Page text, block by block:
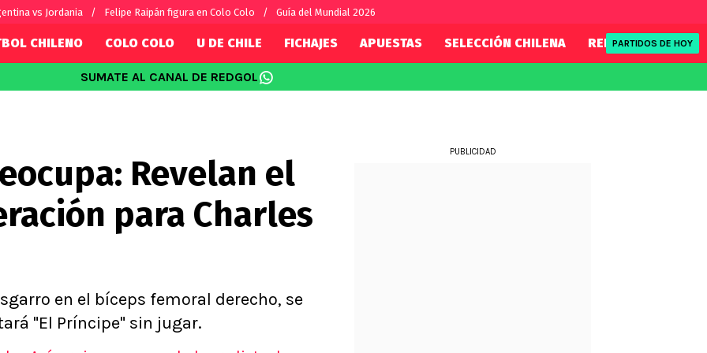
vs Jordania Felipe Raipán figura en Colo Colo Guía del Mundial 2026
por el mundo
Fútbol Argentino
Fútbol Brasileño
Conference League
Ligue 1
Premier League
Serie A
CHILENO COLO COLO U DE CHILE FICHAJES APUESTAS SELECCIÓN CHILENA REDSPORT
PARTIDOS DE HOY
SUMATE AL CANAL DE REDGOL
Revelan el
para Charles
en el bíceps femoral derecho, se
"El Príncipe" sin jugar.
PUBLICIDAD